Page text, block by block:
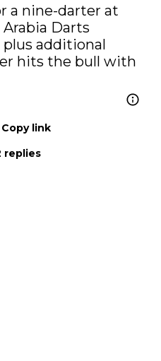
a nine-darter at
Darts
additional
hits the bull with
Copy link
replies